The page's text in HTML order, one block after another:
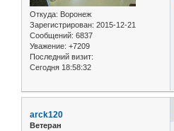
Откуда: Воронеж
Зарегистрирован: 2015-12-21
Сообщений: 6837
Уважение: +7209
Последний визит:
Сегодня 18:58:32
arck120
Ветеран